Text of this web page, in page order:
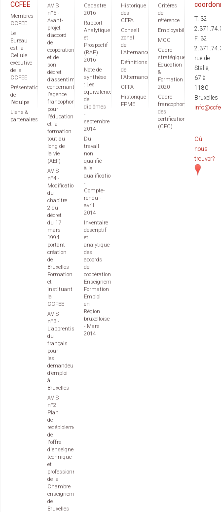
CCFEE
Membres
CCFEE
Le
Bureau
est la
Cellule
exécutive
de la
CCFEE
Présentation
de
l'équipe
Liens &
partenaires
AVIS
n°5 -
Avant-
projet
d’accord
de
coopération
et de
son
décret
d’assentiment
concernant
l’agence
francophone
pour
l’éducation
et la
formation
tout au
long de
la vie
(AEF)
AVIS
n°4 -
Modification
du
chapitre
2 du
décret
du 17
mars
1994
portant
création
de
Bruxelles
Formation
et
instituant
la
CCFEE
AVIS
n°3 -
L’apprentissage
du
français
pour
les
demandeurs
d’emploi
à
Bruxelles
AVIS
n°2
Plan
de
redéploiement
de
l'offre
d'enseignement
technique
et
professionnel
de la
Chambre
enseignement
de
Bruxelles
Cadastre
2016
Rapport
Analytique
et
Prospectif
(RAP)
2016
Note de
synthèse
: Les
équivalences
de
diplômes
-
septembre
2014
Du
travail
non
qualifié
à la
qualification
-
Compte-
rendu -
avril
2014
Inventaire
descriptif
et
analytique
des
accords
de
coopération
Enseignement
Formation
Emploi
en
Région
bruxelloise
- Mars
2014
Historique
des
CEFA
Conseil
zonal
de
l'Alternance
Définitions
de
l'Alternance
OFFA
Historique
FPME
Critères
de
référence
Employabilité
MOC
Cadre
stratégique
Education
&
Formation
2020
Cadre
francophone
des
certifications
(CFC)
T. 32
F. 32
rue de
Stalle,
67 à
1180
Bruxelles
Où
nous
trouver?